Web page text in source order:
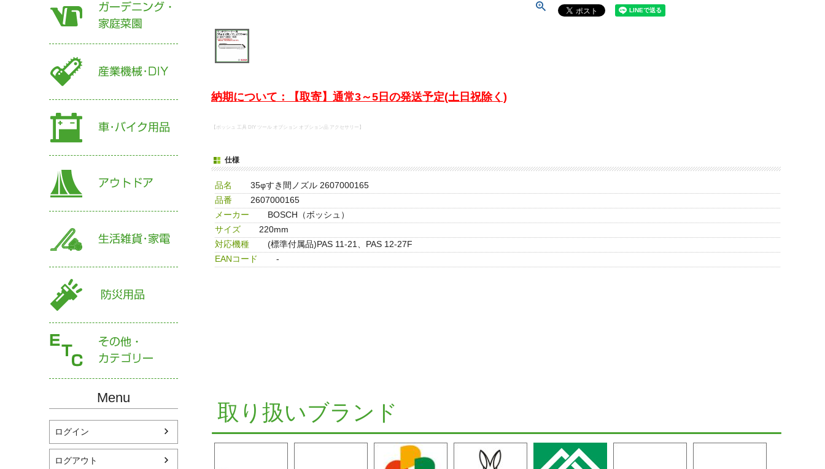
Menu
ログイン
ログアウト
納期について：【取寄】通常3～5日の発送予定(土日祝除く)
【ボッシュ 工具 DIY ツール オプション オプション品 アクセサリー】
仕様
品名
35φすき間ノズル 2607000165
品番
2607000165
メーカー
BOSCH（ボッシュ）
サイズ
220mm
対応機種
(標準付属品)PAS 11-21、PAS 12-27F
EANコード
-
取り扱いブランド